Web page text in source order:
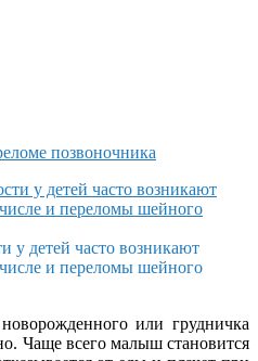
позвоночника
у детей часто возникают
и переломы шейного
или грудничка
Чаще всего малыш становится